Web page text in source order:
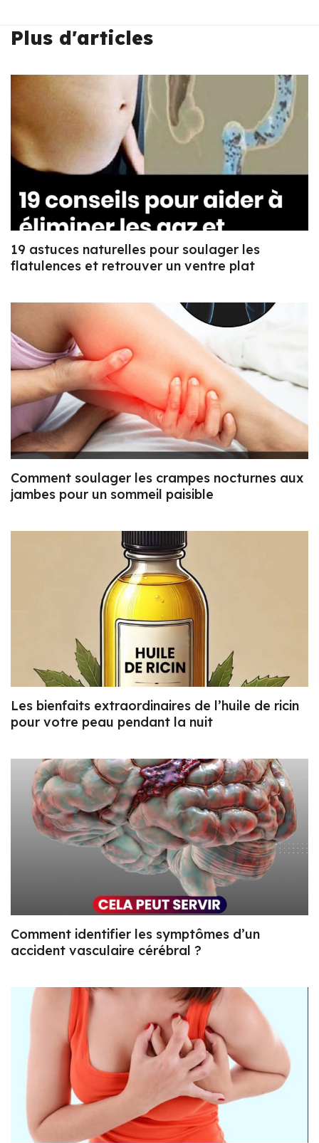
Plus d'articles
19 astuces naturelles pour soulager les
flatulences et retrouver un ventre plat
Comment soulager les crampes nocturnes aux
jambes pour un sommeil paisible
Les bienfaits extraordinaires de l’huile de ricin
pour votre peau pendant la nuit
Comment identifier les symptômes d’un
accident vasculaire cérébral ?